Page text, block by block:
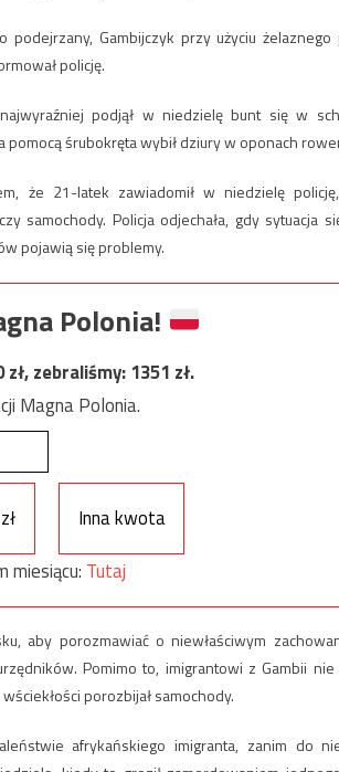
Gambijczyk przy użyciu żelaznego
policję.
podjął w niedzielę bunt się w
śrubokręta wybił dziury w oponach
że 21-latek zawiadomił w niedzielę
Policja odjechała, gdy sytuacja
pojawią się problemy.
Polonia!
zł, zebraliśmy:1351 zł.
Magna Polonia.
Inna kwota
miesiącu: Tutaj
aby porozmawiać o niewłaściwym
Pomimo to, imigrantowi z Gambii
porozbijał samochody.
afrykańskiego imigranta, zanim do